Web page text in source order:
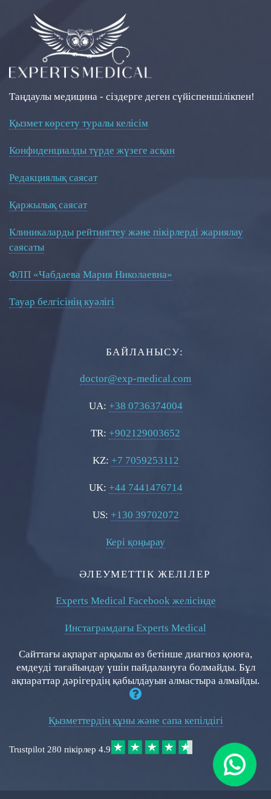
Таңдаулы медицина - сіздерге деген сүйіспеншілікпен!
Қызмет көрсету туралы келісім
Конфиденциалды түрде жүзеге асқан
Редакциялық саясат
Қаржылық саясат
Клиникаларды рейтингтеу және пікірлерді жариялау
саясаты
ФЛП «Чабдаева Мария Николаевна»
Тауар белгісінің куәлігі
БАЙЛАНЫСУ:
doctor@exp-medical.com
UA: +38 0736374004
TR: +902129003652
KZ: +7 7059253112
UK: +44 7441476714
US: +130 39702072
Кері қоңырау
ӘЛЕУМЕТТІК ЖЕЛІЛЕР
Experts Medical Facebook желісінде
Инстаграмдағы Experts Medical
Сайттағы ақпарат арқылы өз бетінше диагноз қоюға,
емдеуді тағайындау үшін пайдалануға болмайды. Бұл
ақпараттар дәрігердің қабылдауын алмастыра алмайды.
Қызметтердің құны және сапа кепілдігі
Trustpilot 280 пікірлер 4.9